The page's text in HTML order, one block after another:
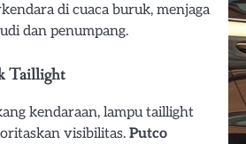
di cuaca buruk, menjaga
dan penumpang.
Taillight
kendaraan, lampu taillight
visibilitas. Putco